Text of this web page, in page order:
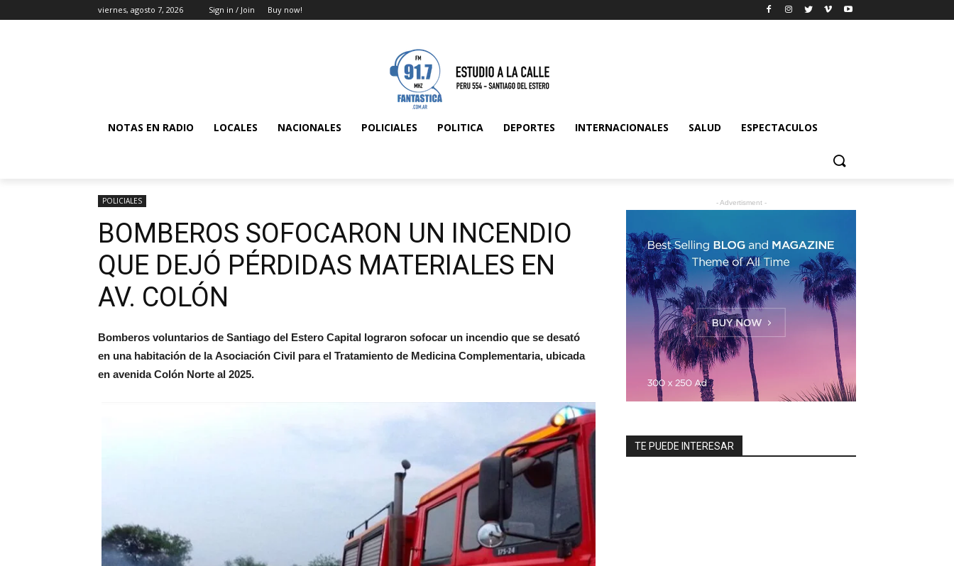
viernes, agosto 7, 2026 Sign in / Join Buy now!
NOTAS EN RADIO LOCALES NACIONALES POLICIALES POLITICA DEPORTES INTERNACIONALES SALUD ESPECTACULOS
POLICIALES
BOMBEROS SOFOCARON UN INCENDIO
QUE DEJÓ PÉRDIDAS MATERIALES EN
AV. COLÓN
Bomberos voluntarios de Santiago del Estero Capital lograron sofocar un incendio que se desató
en una habitación de la Asociación Civil para el Tratamiento de Medicina Complementaria, ubicada
en avenida Colón Norte al 2025.
- Advertisment -
TE PUEDE INTERESAR